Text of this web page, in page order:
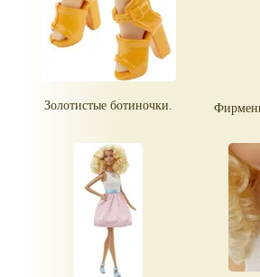
Золотистые ботиночки.